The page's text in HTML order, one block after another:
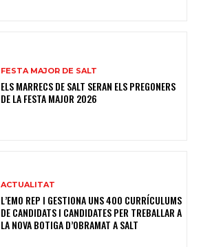
FESTA MAJOR DE SALT
ELS MARRECS DE SALT SERAN ELS PREGONERS
DE LA FESTA MAJOR 2026
ACTUALITAT
L’EMO REP I GESTIONA UNS 400 CURRÍCULUMS
DE CANDIDATS I CANDIDATES PER TREBALLAR A
LA NOVA BOTIGA D’OBRAMAT A SALT